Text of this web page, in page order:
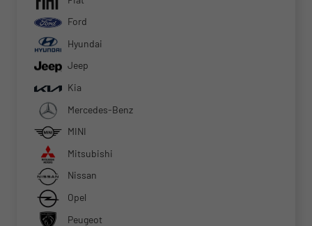
Ford
Hyundai
Jeep
Kia
Mercedes-Benz
MINI
Mitsubishi
Nissan
Opel
Peugeot